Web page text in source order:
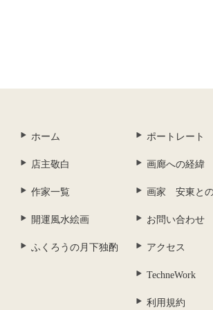
ホーム
店主敬白
作家一覧
開運風水絵画
ふくろうの月下独酌
ポートレート
画廊への経緯
画家 安東と
お問い合わせ
アクセス
TechneWork
利用規約